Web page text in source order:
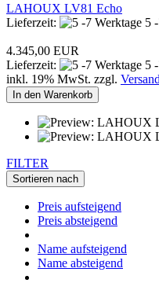
LAHOUX LV81 Echo
Lieferzeit:
5
4.345,00 EUR
Lieferzeit:
5
inkl. 19% MwSt. zzgl. Versand
In den Warenkorb
FILTER
Sortieren nach
Preis aufsteigend
Preis absteigend
Name aufsteigend
Name absteigend